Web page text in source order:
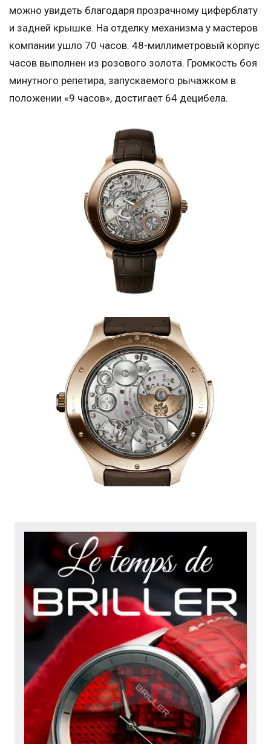
можно увидеть благодаря прозрачному циферблату
и задней крышке. На отделку механизма у мастеров
компании ушло 70 часов. 48-миллиметровый корпус
часов выполнен из розового золота. Громкость боя
минутного репетира, запускаемого рычажком в
положении «9 часов», достигает 64 децибела.